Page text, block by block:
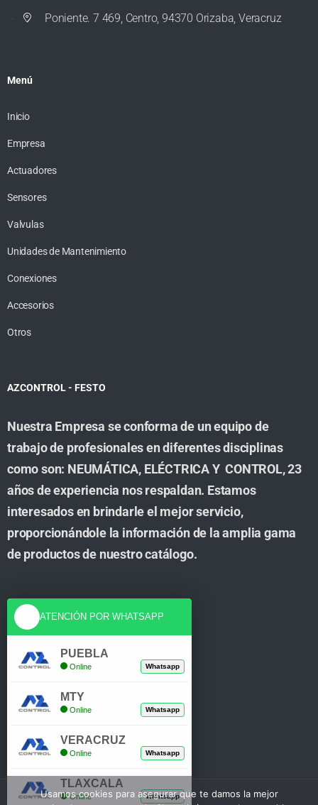
Poniente. 7 469, Centro, 94370 Orizaba, Veracruz
Menú
Inicio
Empresa
Actuadores
Sensores
Valvulas
Unidades de Mantenimiento
Conexiones
Accesorios
Otros
AZCONTROL - FESTO
Nuestra Empresa se conforma de un equipo de
trabajo de profesionales en diferentes disciplinas
como son: NEUMÁTICA, ELÉCTRICA Y CONTROL, 23
años de experiencia nos respaldan. Estamos
interesados en brindarle el mejor servicio,
proporcionándole la información de la amplia gama
de productos de nuestro catálogo.
Cuenta
Tienda
Mi Cuenta
Usamos cookies para asegurar que te damos la mejor
ATENCIÓN POR WHATSAPP
PUEBLA
Online Whatsapp
MTY
Online Whatsapp
VERACRUZ
Online Whatsapp
TLAXCALA
Online Whatsapp